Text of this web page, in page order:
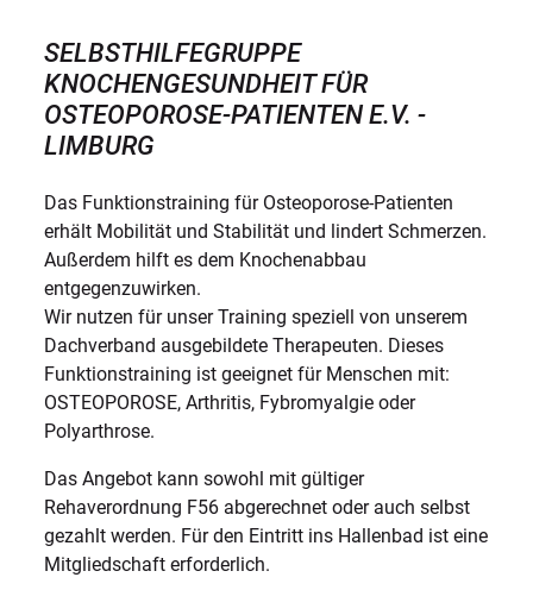
SELBSTHILFEGRUPPE
KNOCHENGESUNDHEIT FÜR
OSTEOPOROSE-PATIENTEN E.V. -
LIMBURG
Das Funktionstraining für Osteoporose-Patienten
erhält Mobilität und Stabilität und lindert Schmerzen.
Außerdem hilft es dem Knochenabbau
entgegenzuwirken.
Wir nutzen für unser Training speziell von unserem
Dachverband ausgebildete Therapeuten. Dieses
Funktionstraining ist geeignet für Menschen mit:
OSTEOPOROSE, Arthritis, Fybromyalgie oder
Polyarthrose.
Das Angebot kann sowohl mit gültiger
Rehaverordnung F56 abgerechnet oder auch selbst
gezahlt werden. Für den Eintritt ins Hallenbad ist eine
Mitgliedschaft erforderlich.